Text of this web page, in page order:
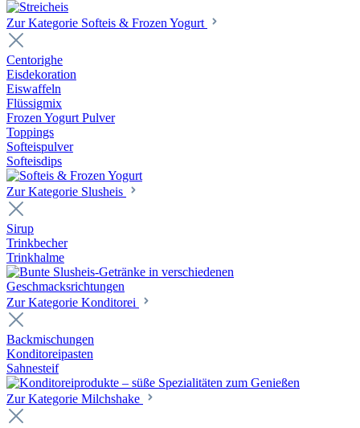
Zur Kategorie Softeis & Frozen Yogurt
Centorighe
Eisdekoration
Eiswaffeln
Flüssigmix
Frozen Yogurt Pulver
Toppings
Softeispulver
Softeisdips
Zur Kategorie Slusheis
Sirup
Trinkbecher
Trinkhalme
Zur Kategorie Konditorei
Backmischungen
Konditoreipasten
Sahnesteif
Zur Kategorie Milchshake